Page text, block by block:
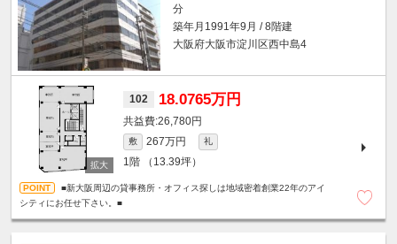
分
築年月1991年9月 / 8階建
大阪府大阪市淀川区西中島4
102 18.0765万円
26,780円
敷 267万円 礼
1階 （13.39坪）
■新大阪周辺の貸事務所・オフィス探しは地域密着創業22年のアイ
シティにお任せ下さい。■